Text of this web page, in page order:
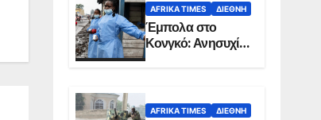
AFRIKA TIMES ΔΙΕΘΝΉ
Έμπολα στο
Κονγκό: Ανησυχία
για τη μεγάλη
AFRIKA TIMES ΔΙΕΘΝΉ